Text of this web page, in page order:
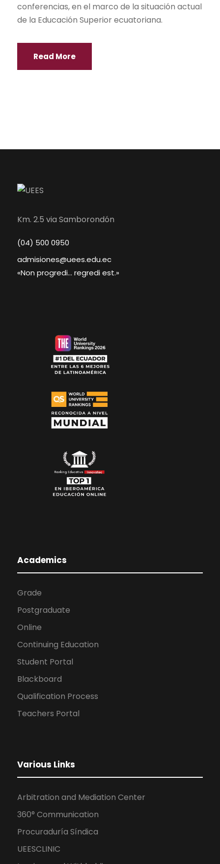
conferencias, en el marco de la situación actual
de la Educación Superior ecuatoriana.
Read More
Km. 2.5 via Samborondón
(04) 500 0950
admisiones@uees.edu.ec
«Non progredi... regredi est.»
Academics
Grade
Postgraduate
Online
Continuing Education
Student Portal
Blackboard
Qualification Process
Teachers Portal
Various Links
Arbitration and Mediation Center
360° Communication
Procuraduría Síndica
UEESCLINIC